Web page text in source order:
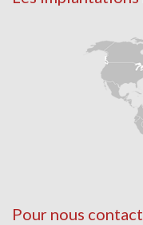
Pour nous